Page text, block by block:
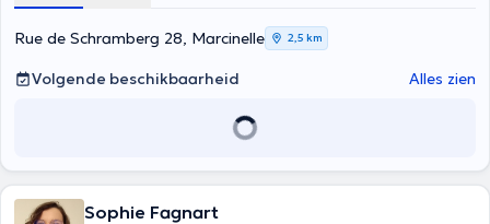
Rue de Schramberg 28, Marcinelle 2,5 km
Volgende beschikbaarheid Alles zien
Sophie Fagnart